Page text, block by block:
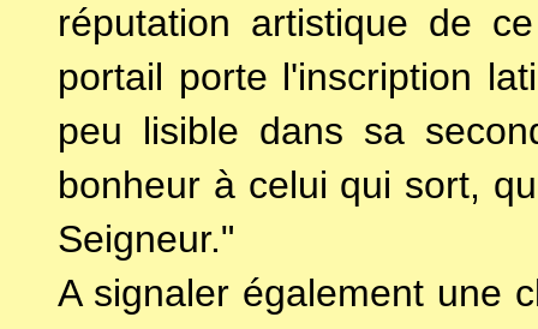
réputation artistique de
portail porte l'inscription
peu lisible dans sa
bonheur à celui qui sort,
Seigneur."
A signaler également une